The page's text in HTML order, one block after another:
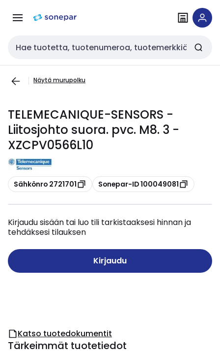
navigointiinsisältöön
Haku
Näytä murupolku
TELEMECANIQUE-SENSORS -
Liitosjohto suora. pvc. M8. 3 -
XZCPV0566L10
Kopioi
Sähkönro 2721701 Kopioi
Sonepar-ID 100049081
Kirjaudu sisään tai luo tili tarkistaaksesi hinnan ja
tehdäksesi tilauksen
Kirjaudu
Katso tuotedokumentit
Tärkeimmät tuotetiedot